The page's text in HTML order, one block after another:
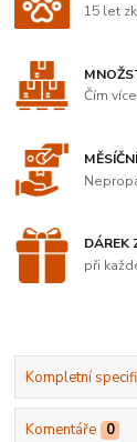
15 let
Čím
DÁREK
při
Kompletní
Komentáře 0